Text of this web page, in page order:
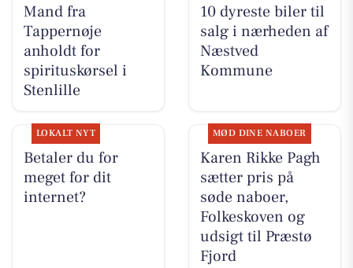
Mand fra
Tappernøje
anholdt for
spirituskørsel i
Stenlille
10 dyreste biler til
salg i nærheden af
Næstved
Kommune
LOKALT NYT
Betaler du for
meget for dit
internet?
MØD DINE NABOER
Karen Rikke Pagh
sætter pris på
søde naboer,
Folkeskoven og
udsigt til Præstø
Fjord